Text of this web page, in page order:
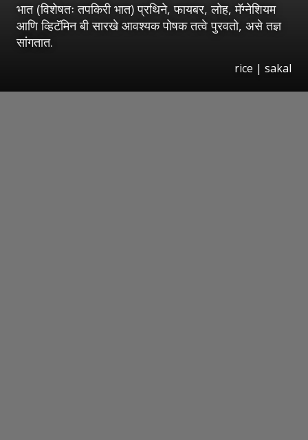
भात (विशेषतः तपकिरी भात) प्रथिने, फायबर, लोह, मॅग्नेशियम
आणि व्हिटॅमिन बी सारखे आवश्यक पोषक तत्वे पुरवतो, असे तज्ञ
सांगतात.
rice | sakal